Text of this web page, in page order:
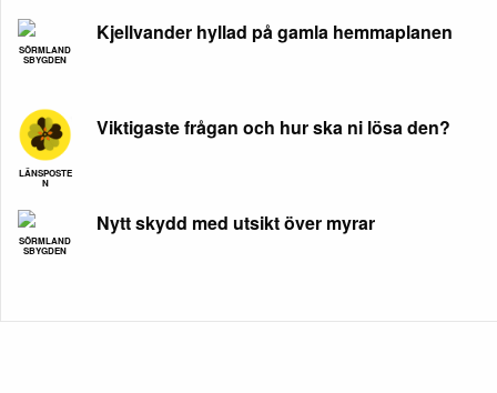
SÖRMLAND
SBYGDEN
Kjellvander hyllad på gamla hemmaplanen
LÄNSPOSTE
N
Viktigaste frågan och hur ska ni lösa den?
SÖRMLAND
SBYGDEN
Nytt skydd med utsikt över myrar